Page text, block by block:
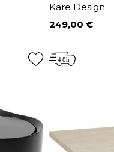
Kare Design
Prix
249,00 €